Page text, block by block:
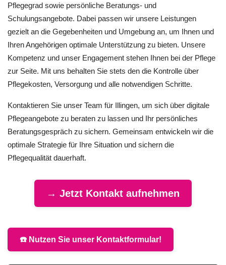
Pflegegrad sowie persönliche Beratungs- und
Schulungsangebote. Dabei passen wir unsere Leistungen
gezielt an die Gegebenheiten und Umgebung an, um Ihnen und
Ihren Angehörigen optimale Unterstützung zu bieten. Unsere
Kompetenz und unser Engagement stehen Ihnen bei der Pflege
zur Seite. Mit uns behalten Sie stets den die Kontrolle über
Pflegekosten, Versorgung und alle notwendigen Schritte.
Kontaktieren Sie unser Team für Illingen, um sich über digitale
Pflegeangebote zu beraten zu lassen und Ihr persönliches
Beratungsgespräch zu sichern. Gemeinsam entwickeln wir die
optimale Strategie für Ihre Situation und sichern die
Pflegequalität dauerhaft.
→ Jetzt Kontakt aufnehmen
☎️ Nutzen Sie unser Kontaktformular!